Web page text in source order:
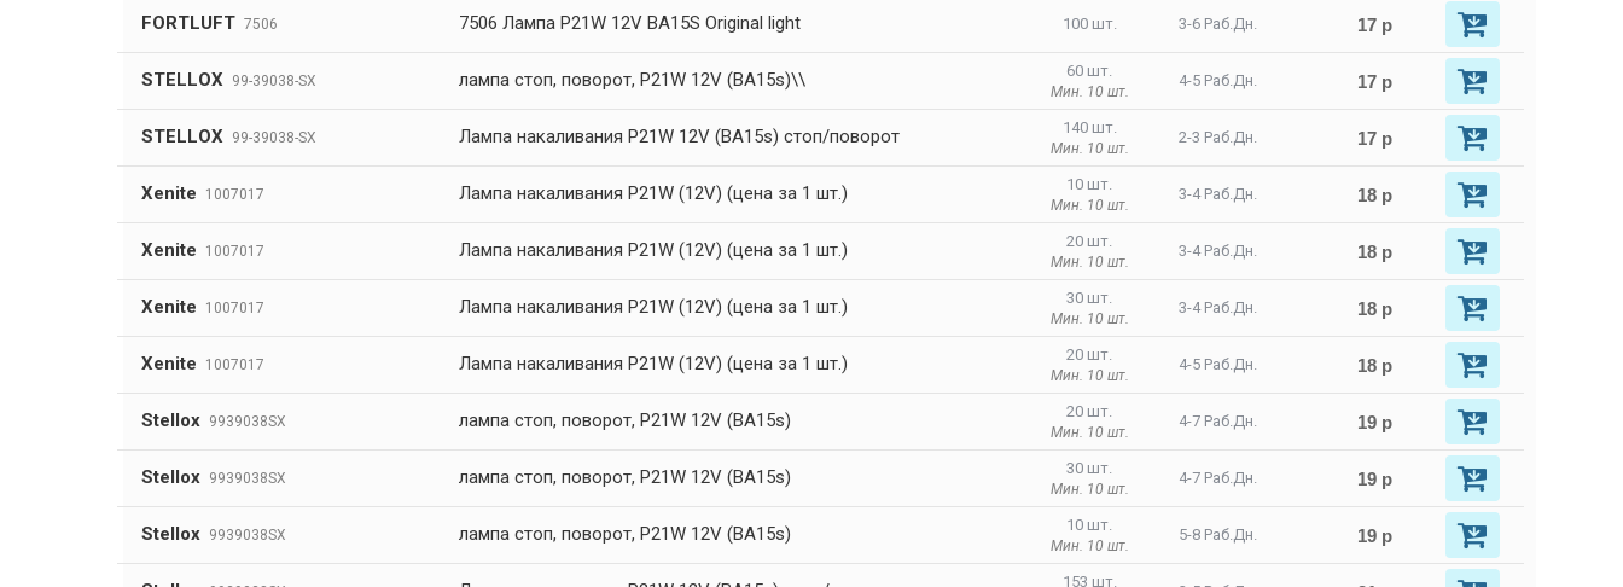
FORTLUFT 7506 7506 Лампа P21W 12V BA15S Original light 100 шт. 3-6 Раб.Дн. 17 р
STELLOX 99-39038-SX лампа cтоп, поворот, P21W 12V (BA15s)\\ 60 шт.
Мин. 10 шт.
4-5 Раб.Дн. 17 р
STELLOX 99-39038-SX Лампа накаливания P21W 12V (BA15s) cтоп/поворот 140 шт.
Мин. 10 шт.
2-3 Раб.Дн. 17 р
Xenite 1007017 Лампа накаливания P21W (12V) (цена за 1 шт.) 10 шт.
Мин. 10 шт.
3-4 Раб.Дн. 18 р
Xenite 1007017 Лампа накаливания P21W (12V) (цена за 1 шт.) 20 шт.
Мин. 10 шт.
3-4 Раб.Дн. 18 р
Xenite 1007017 Лампа накаливания P21W (12V) (цена за 1 шт.) 30 шт.
Мин. 10 шт.
3-4 Раб.Дн. 18 р
Xenite 1007017 Лампа накаливания P21W (12V) (цена за 1 шт.) 20 шт.
Мин. 10 шт.
4-5 Раб.Дн. 18 р
Stellox 9939038SX лампа cтоп, поворот, P21W 12V (BA15s) 20 шт.
Мин. 10 шт.
4-7 Раб.Дн. 19 р
Stellox 9939038SX лампа cтоп, поворот, P21W 12V (BA15s) 30 шт.
Мин. 10 шт.
4-7 Раб.Дн. 19 р
Stellox 9939038SX лампа cтоп, поворот, P21W 12V (BA15s) 10 шт.
Мин. 10 шт.
5-8 Раб.Дн. 19 р
153 шт.